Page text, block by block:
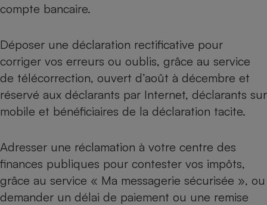
compte bancaire.
Déposer une déclaration rectificative pour
corriger vos erreurs ou oublis, grâce au service
de télécorrection, ouvert d’août à décembre et
réservé aux déclarants par Internet, déclarants sur
mobile et bénéficiaires de la déclaration tacite.
Adresser une réclamation à votre centre des
finances publiques pour contester vos impôts,
grâce au service « Ma messagerie sécurisée », ou
demander un délai de paiement ou une remise